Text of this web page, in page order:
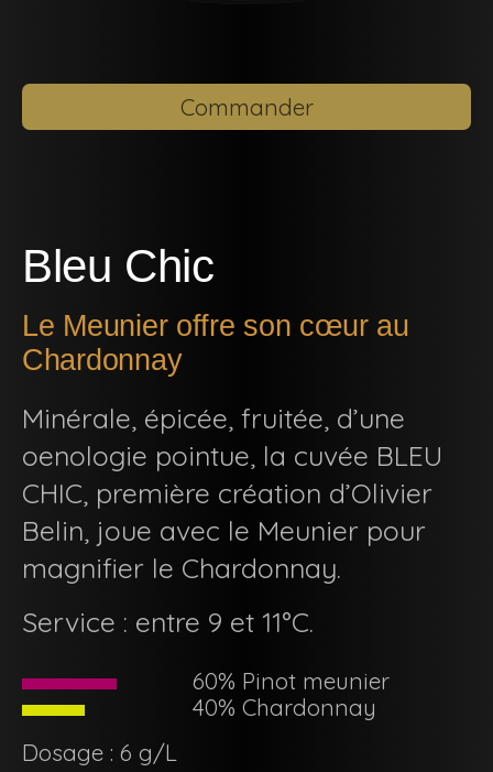
Commander
Bleu Chic
Le Meunier offre son cœur au
Chardonnay
Minérale, épicée, fruitée, d’une
oenologie pointue, la cuvée BLEU
CHIC, première création d’Olivier
Belin, joue avec le Meunier pour
magnifier le Chardonnay.
Service : entre 9 et 11°C.
60% Pinot meunier
40% Chardonnay
Dosage : 6 g/L